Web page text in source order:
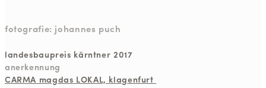
fotografie: johannes puch
landesbaupreis kärntner 2017
anerkennung
CARMA magdas LOKAL, klagenfurt